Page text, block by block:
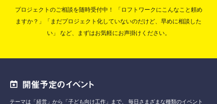
プロジェクトのご相談を随時受付中！
「ロフトワークにこんなこと頼め
ますか？」「まだプロジェクト化していないのだけど、早めに相談した
い」
など、まずはお気軽にお声掛けください。
開催予定のイベント
テーマは「経営」から「子ども向け工作」まで、
毎日さまざまな種類のイベント